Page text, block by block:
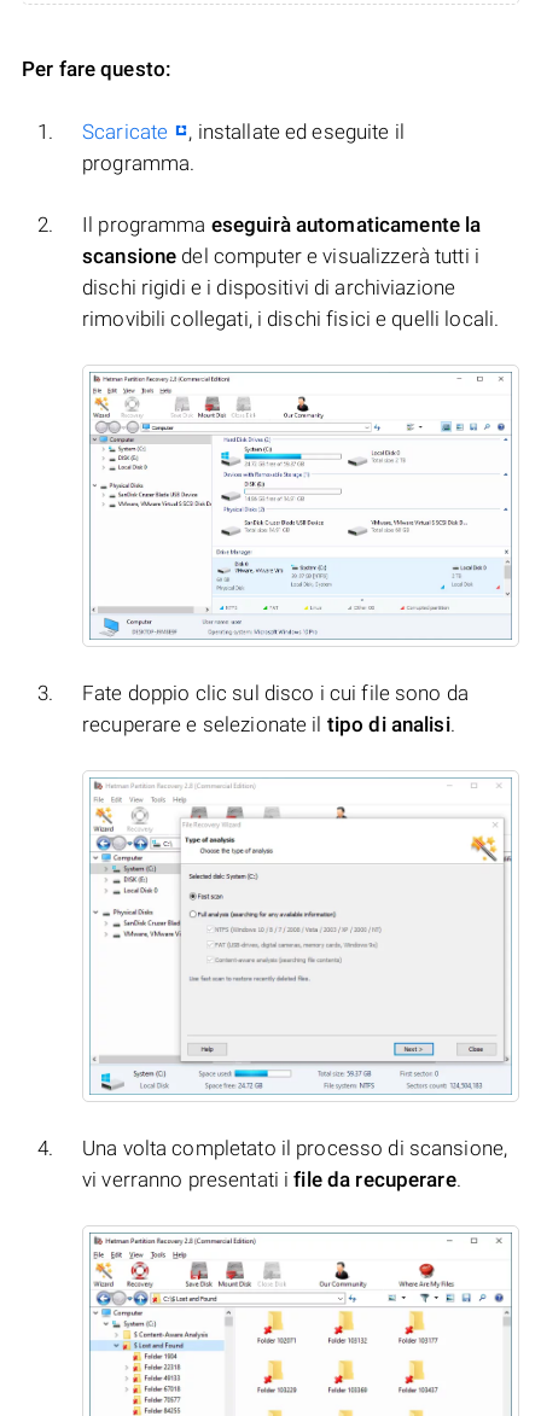
Per fare questo:
Scaricate
, installate ed eseguite il
programma.
Il programma eseguirà automaticamente la
scansione del computer e visualizzerà tutti i
dischi rigidi e i dispositivi di archiviazione
rimovibili collegati, i dischi fisici e quelli locali.
Fate doppio clic sul disco i cui file sono da
recuperare e selezionate il tipo di analisi.
Una volta completato il processo di scansione,
vi verranno presentati ifile da recuperare.